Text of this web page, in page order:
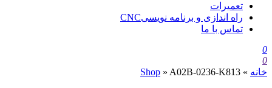
تعمیرات
راه اندازی و برنامه نویسیCNC
تماس با ما
0
0
خانه »
Shop » A02B-0236-K813